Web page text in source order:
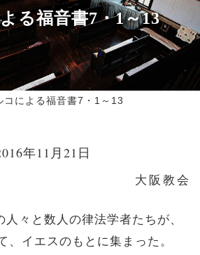
る福音書7・1～13
コによる福音書7・1～13
年11月21日
大阪教会
々と数人の律法学者たちが、
、イエスのもとに集まった。